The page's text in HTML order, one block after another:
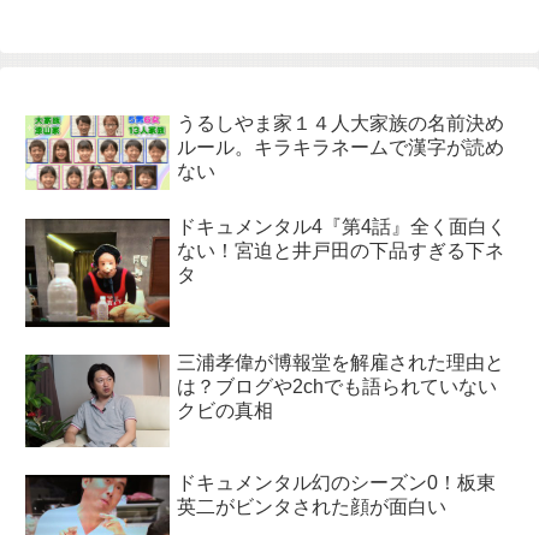
うるしやま家１４人大家族の名前決め
ルール。キラキラネームで漢字が読め
ない
ドキュメンタル4『第4話』全く面白く
ない！宮迫と井戸田の下品すぎる下ネ
タ
三浦孝偉が博報堂を解雇された理由と
は？ブログや2chでも語られていない
クビの真相
ドキュメンタル幻のシーズン0！板東
英二がビンタされた顔が面白い